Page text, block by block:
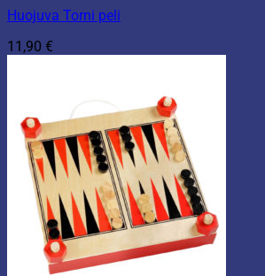
Huojuva Torni peli
11,90 €